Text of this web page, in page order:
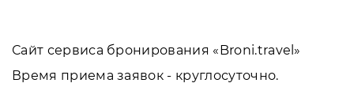
Сайт сервиса бронирования «Broni.travel»
Время приема заявок - круглосуточно.